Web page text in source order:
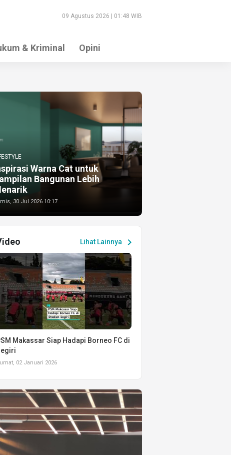
09 Agustus 2026 | 01:48 WIB
& Kriminal Opini
Warna Cat untuk
Bangunan Lebih
30 Jul 2026 10:17
Lihat Lainnya chevron_right
Makassar Siap Hadapi Borneo FC di
02 Januari 2026